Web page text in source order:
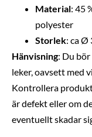
Material: 45
polyester
Storlek: ca Ø
Hänvisning: Du
leker, oavsett med
Kontrollera
är defekt eller om
eventuellt skadar